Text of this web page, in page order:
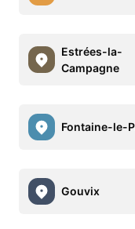
Estrées-la-
Campagne
Fontaine-le-
Gouvix